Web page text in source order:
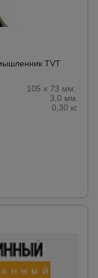
TVT
105 х 73 мм.
3,0 мм.
0,30 кг.